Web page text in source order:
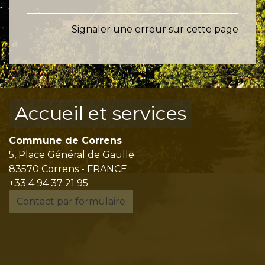
Signaler une erreur sur cette page
Accueil et services
Commune de Correns
5, Place Général de Gaulle
83570 Correns - FRANCE
+33 4 94 37 21 95
Contact par formulaire